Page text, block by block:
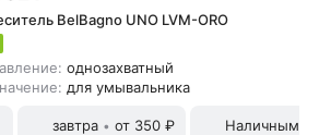
BelBagno UNO LVM-ORO
однозахватный
для умывальника
завтра • от 350 ₽ Наличными